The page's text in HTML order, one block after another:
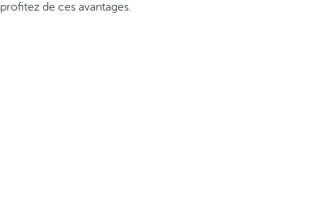
profitez de ces avantages.